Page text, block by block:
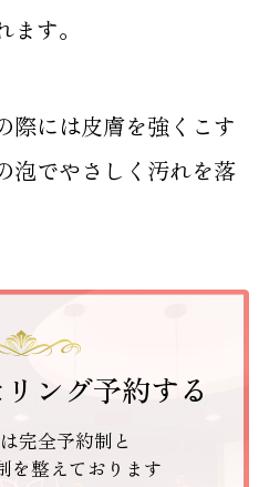
す。
際には皮膚を強くこす
泡でやさしく汚れを落
ング予約する
完全予約制と
を整えております